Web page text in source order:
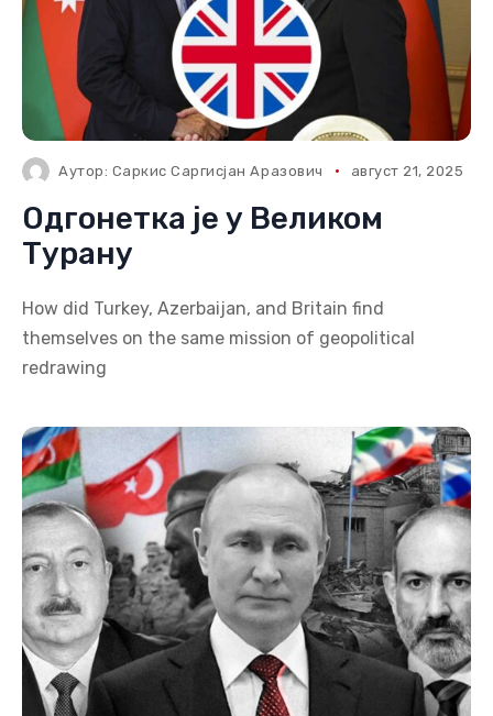
Аутор: Саркис Саргисјан Аразович август 21, 2025
Одгонетка је у Великом
Турану
How did Turkey, Azerbaijan, and Britain find
themselves on the same mission of geopolitical
redrawing